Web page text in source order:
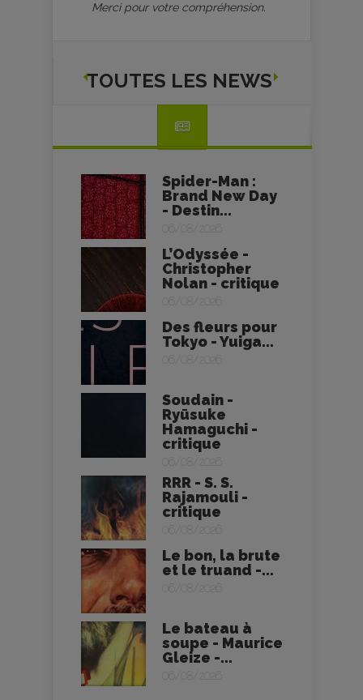
Merci pour votre compréhension.
TOUTES LES NEWS
Spider-Man :
Brand New Day
- Destin...
06/08/2026
L’Odyssée -
Christopher
Nolan - critique
06/08/2026
Des fleurs pour
Tokyo - Yuiga...
06/08/2026
Soudain -
Ryūsuke
Hamaguchi -
critique
06/08/2026
RRR - S. S.
Rajamouli -
critique
06/08/2026
Le bon, la brute
et le truand -...
06/08/2026
Le bateau à
soupe - Maurice
Gleize -...
06/08/2026